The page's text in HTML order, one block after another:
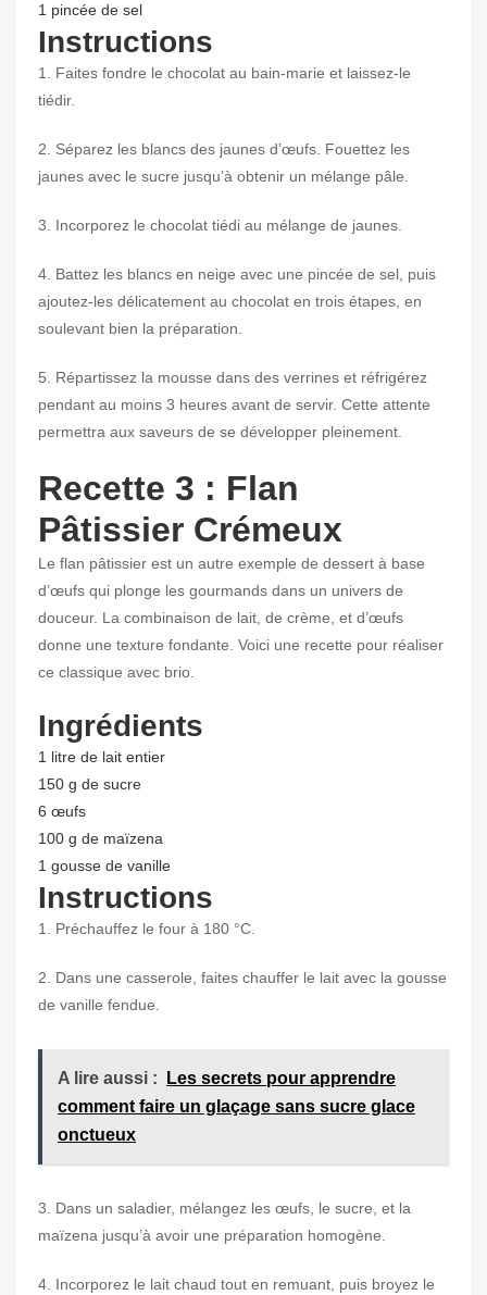
1 pincée de sel
Instructions
1. Faites fondre le chocolat au bain-marie et laissez-le
tiédir.
2. Séparez les blancs des jaunes d’œufs. Fouettez les
jaunes avec le sucre jusqu’à obtenir un mélange pâle.
3. Incorporez le chocolat tiédi au mélange de jaunes.
4. Battez les blancs en neige avec une pincée de sel, puis
ajoutez-les délicatement au chocolat en trois étapes, en
soulevant bien la préparation.
5. Répartissez la mousse dans des verrines et réfrigérez
pendant au moins 3 heures avant de servir. Cette attente
permettra aux saveurs de se développer pleinement.
Recette 3 : Flan
Pâtissier Crémeux
Le flan pâtissier est un autre exemple de dessert à base
d’œufs qui plonge les gourmands dans un univers de
douceur. La combinaison de lait, de crème, et d’œufs
donne une texture fondante. Voici une recette pour réaliser
ce classique avec brio.
Ingrédients
1 litre de lait entier
150 g de sucre
6 œufs
100 g de maïzena
1 gousse de vanille
Instructions
1. Préchauffez le four à 180 °C.
2. Dans une casserole, faites chauffer le lait avec la gousse
de vanille fendue.
A lire aussi :
Les secrets pour apprendre
comment faire un glaçage sans sucre glace
onctueux
3. Dans un saladier, mélangez les œufs, le sucre, et la
maïzena jusqu’à avoir une préparation homogène.
4. Incorporez le lait chaud tout en remuant, puis broyez le